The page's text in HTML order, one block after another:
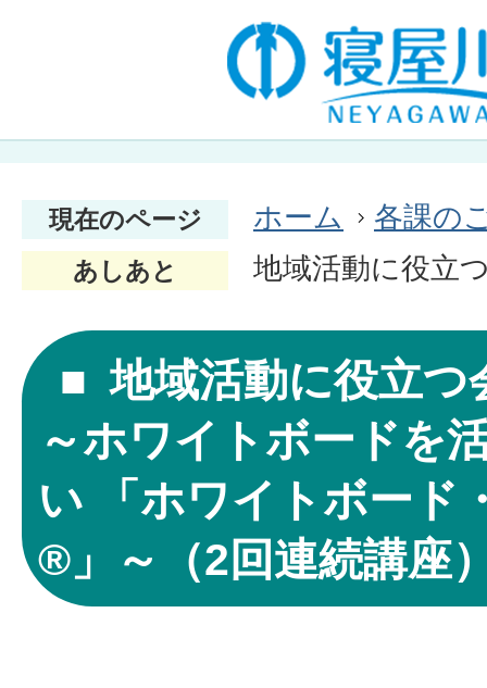
現在のページ ホーム 各課の
あしあと 地域活動に役立
地域活動に役立つ
～ホワイトボードを
い 「ホワイトボード
®」～（2回連続講座